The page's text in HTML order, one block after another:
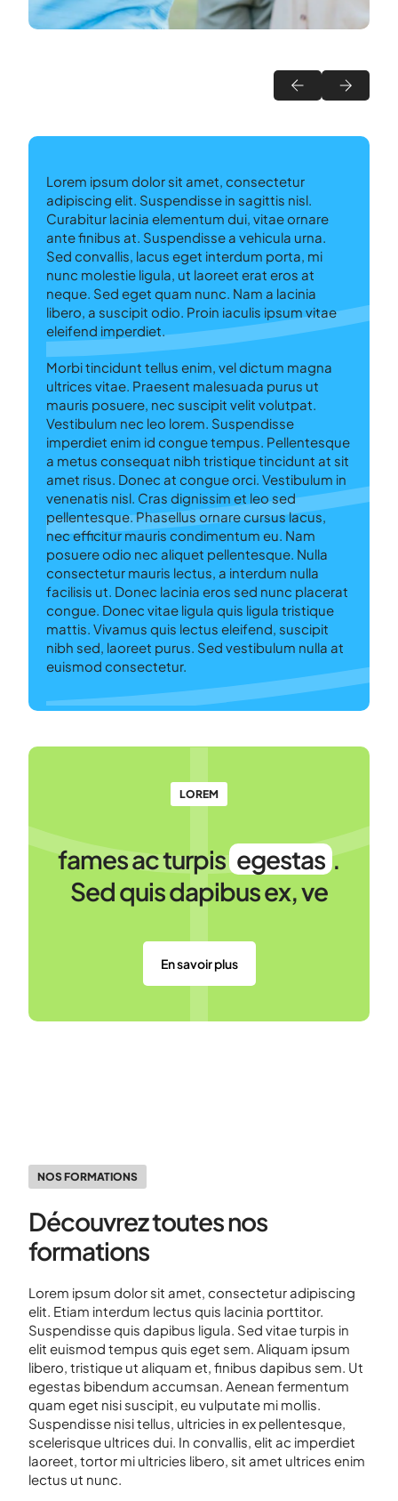
Lorem ipsum dolor sit amet, consectetur
adipiscing elit. Suspendisse in sagittis nisl.
Curabitur lacinia elementum dui, vitae ornare
ante finibus at. Suspendisse a vehicula urna.
Sed convallis, lacus eget interdum porta, mi
nunc molestie ligula, ut laoreet erat eros at
neque. Sed eget quam nunc. Nam a lacinia
libero, a suscipit odio. Proin iaculis ipsum vitae
eleifend imperdiet.
Morbi tincidunt tellus enim, vel dictum magna
ultrices vitae. Praesent malesuada purus ut
mauris posuere, nec suscipit velit volutpat.
Vestibulum nec leo lorem. Suspendisse
imperdiet enim id congue tempus. Pellentesque
a metus consequat nibh tristique tincidunt at sit
amet risus. Donec at congue orci. Vestibulum in
venenatis nisl. Cras dignissim et leo sed
pellentesque. Phasellus ornare cursus lacus,
nec efficitur mauris condimentum eu. Nam
posuere odio nec aliquet pellentesque. Nulla
consectetur mauris lectus, a interdum nulla
facilisis ut. Donec lacinia eros sed nunc placerat
congue. Donec vitae ligula quis ligula tristique
mattis. Vivamus quis lectus eleifend, suscipit
nibh sed, laoreet purus. Sed vestibulum nulla at
euismod consectetur.
LOREM
fames ac turpis egestas .
Sed quis dapibus ex, ve
En savoir plus
NOS FORMATIONS
Découvrez toutes nos
formations
Lorem ipsum dolor sit amet, consectetur adipiscing
elit. Etiam interdum lectus quis lacinia porttitor.
Suspendisse quis dapibus ligula. Sed vitae turpis in
elit euismod tempus quis eget sem. Aliquam ipsum
libero, tristique ut aliquam et, finibus dapibus sem. Ut
egestas bibendum accumsan. Aenean fermentum
quam eget nisi suscipit, eu vulputate mi mollis.
Suspendisse nisi tellus, ultricies in ex pellentesque,
scelerisque ultrices dui. In convallis, elit ac imperdiet
laoreet, tortor mi ultricies libero, sit amet ultrices enim
lectus ut nunc.